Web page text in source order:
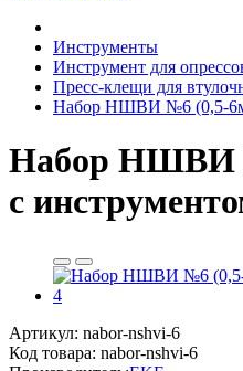
Инструменты
Инструмент для
Пресс-клещи для
Набор НШВИ №6 (0,5-
Набор НШВИ
с
Артикул: nabor-nshvi-6
Код товара: nabor-nshvi-6